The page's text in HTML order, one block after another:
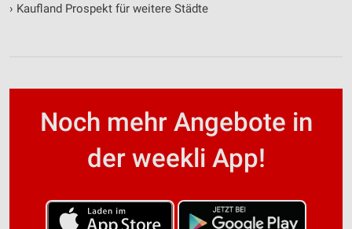
› Kaufland Prospekt für weitere Städte
Noch mehr Angebote in
der weekli App!